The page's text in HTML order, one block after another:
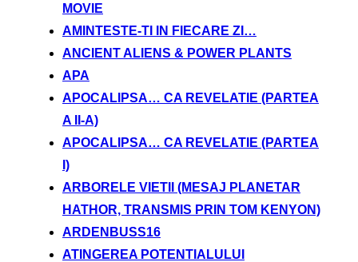
MOVIE
AMINTESTE-TI IN FIECARE ZI…
ANCIENT ALIENS & POWER PLANTS
APA
APOCALIPSA… CA REVELATIE (PARTEA
A II-A)
APOCALIPSA… CA REVELATIE (PARTEA
I)
ARBORELE VIETII (MESAJ PLANETAR
HATHOR, TRANSMIS PRIN TOM KENYON)
ARDENBUSS16
ATINGEREA POTENTIALULUI